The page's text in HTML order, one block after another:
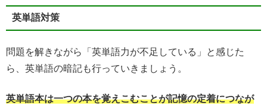
英単語対策
問題を解きながら「英単語力が不足している」と感じた
ら、英単語の暗記も行っていきましょう。
英単語本は一つの本を覚えこむことが記憶の定着につなが